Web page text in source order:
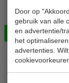
Door op
gebruik van alle
en advertentie/
het
advertenties.
DS
Bierglazen |
€ 87,00